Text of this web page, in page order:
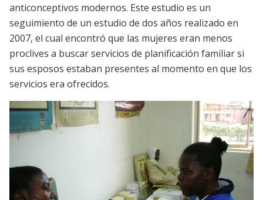
anticonceptivos modernos. Este estudio es un
seguimiento de un estudio de dos años realizado en
2007, el cual encontró que las mujeres eran menos
proclives a buscar servicios de planificación familiar si
sus esposos estaban presentes al momento en que los
servicios era ofrecidos.